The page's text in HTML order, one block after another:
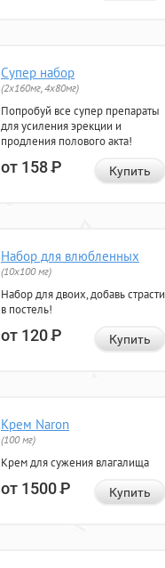
Супер набор
(2х160мг, 4х80мг)
Попробуй все супер препараты
для усиления эрекции и
продления полового акта!
от 158Р Купить
Набор для влюбленных
(10х100 мг)
Набор для двоих, добавь страсти
в постель!
от 120Р Купить
Крем Naron
(100 мг)
Крем для сужения влагалища
от 1500Р Купить